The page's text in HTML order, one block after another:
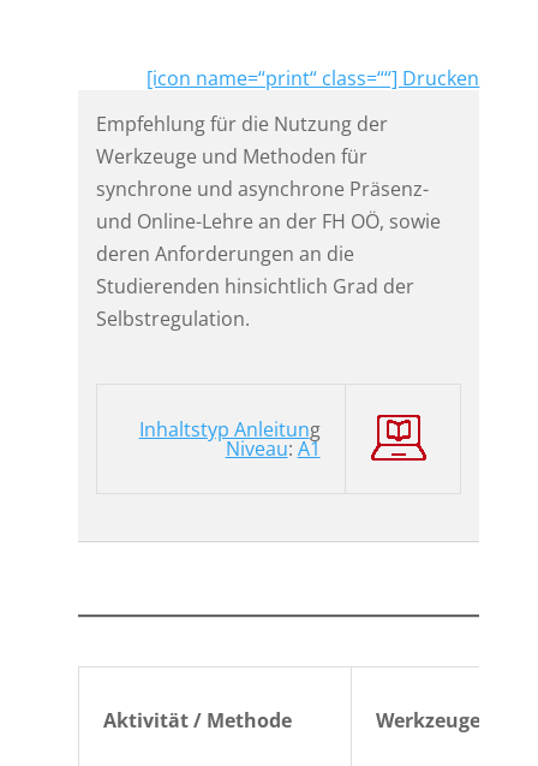
[icon name=“print“ class=““] Drucken
Empfehlung für die Nutzung der
Werkzeuge und Methoden für
synchrone und asynchrone Präsenz-
und Online-Lehre an der FH OÖ, sowie
deren Anforderungen an die
Studierenden hinsichtlich Grad der
Selbstregulation.
Inhaltstyp Anleitung
Niveau: A1
Aktivität / Methode Werkzeuge